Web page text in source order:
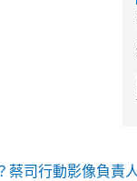
蔡司行動影像負責